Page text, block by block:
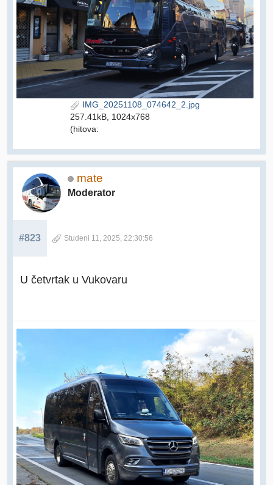
IMG_20251108_074642_2.jpg
257.41kB, 1024x768
(hitova:
mate
Moderator
#823 Studeni 11, 2025, 22:30:56
U četvrtak u Vukovaru